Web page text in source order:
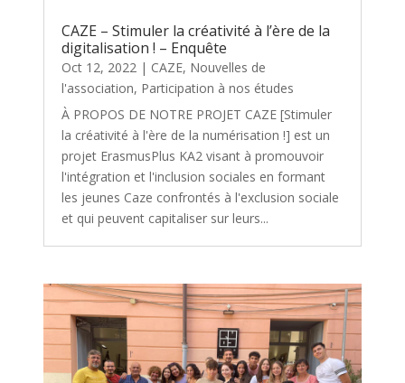
CAZE – Stimuler la créativité à l’ère de la
digitalisation ! – Enquête
Oct 12, 2022 | CAZE, Nouvelles de
l'association, Participation à nos études
À PROPOS DE NOTRE PROJET CAZE [Stimuler
la créativité à l'ère de la numérisation !] est un
projet ErasmusPlus KA2 visant à promouvoir
l'intégration et l'inclusion sociales en formant
les jeunes Caze confrontés à l'exclusion sociale
et qui peuvent capitaliser sur leurs...